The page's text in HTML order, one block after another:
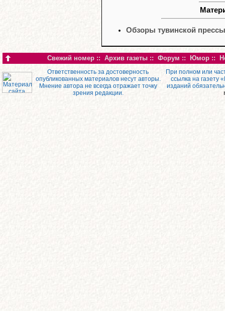
Обзоры тувинской прессы
Свежий номер :: Архив газеты :: Форум :: Юмор ::
Ответственность за достоверность
опубликованных материалов несут авторы.
Мнение автора не всегда отражает точку
зрения редакции.
При полном или
ссылка на газету
изданий